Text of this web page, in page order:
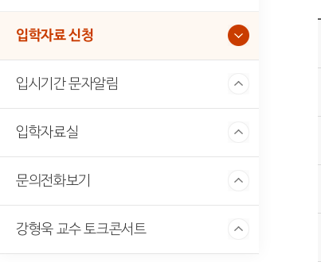
입학자료 신청
입시기간 문자알림
입학자료실
문의전화보기
강형욱 교수 토크콘서트